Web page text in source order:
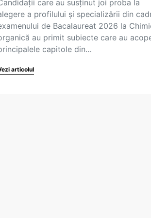
care au susținut joi proba la
a profilului și specializării din
de Bacalaureat 2026 la
au primit subiecte care au
capitole din…
articolul